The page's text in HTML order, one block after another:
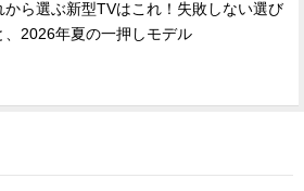
から選ぶ新型TVはこれ！失敗しない選び
、2026年夏の一押しモデル